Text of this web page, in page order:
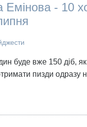
Емінова - 10
буде вже 150 діб,
пизди одразу